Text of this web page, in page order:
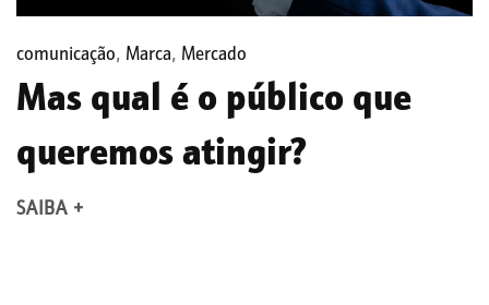
comunicação, Marca, Mercado
Mas qual é o público que
queremos atingir?
SAIBA +